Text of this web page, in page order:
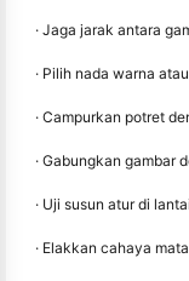
· Jaga jarak antara
· Pilih nada warna
· Campurkan potret
· Gabungkan gambar
· Uji susun atur di
· Elakkan cahaya